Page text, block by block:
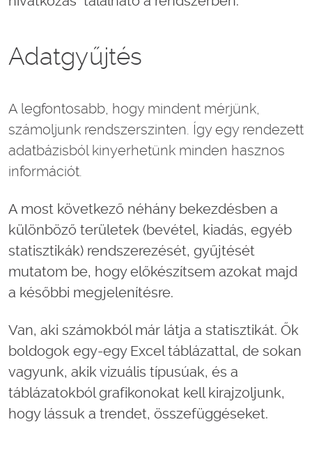
Adatgyűjtés
A legfontosabb, hogy mindent mérjünk,
számoljunk rendszerszinten. Így egy rendezett
adatbázisból kinyerhetünk minden hasznos
információt.
A most következő néhány bekezdésben a
különböző területek (bevétel, kiadás, egyéb
statisztikák) rendszerezését, gyűjtését
mutatom be, hogy előkészítsem azokat majd
a későbbi megjelenítésre.
Van, aki számokból már látja a statisztikát. Ők
boldogok egy-egy Excel táblázattal, de sokan
vagyunk, akik vizuális típusúak, és a
táblázatokból grafikonokat kell kirajzoljunk,
hogy lássuk a trendet, összefüggéseket.